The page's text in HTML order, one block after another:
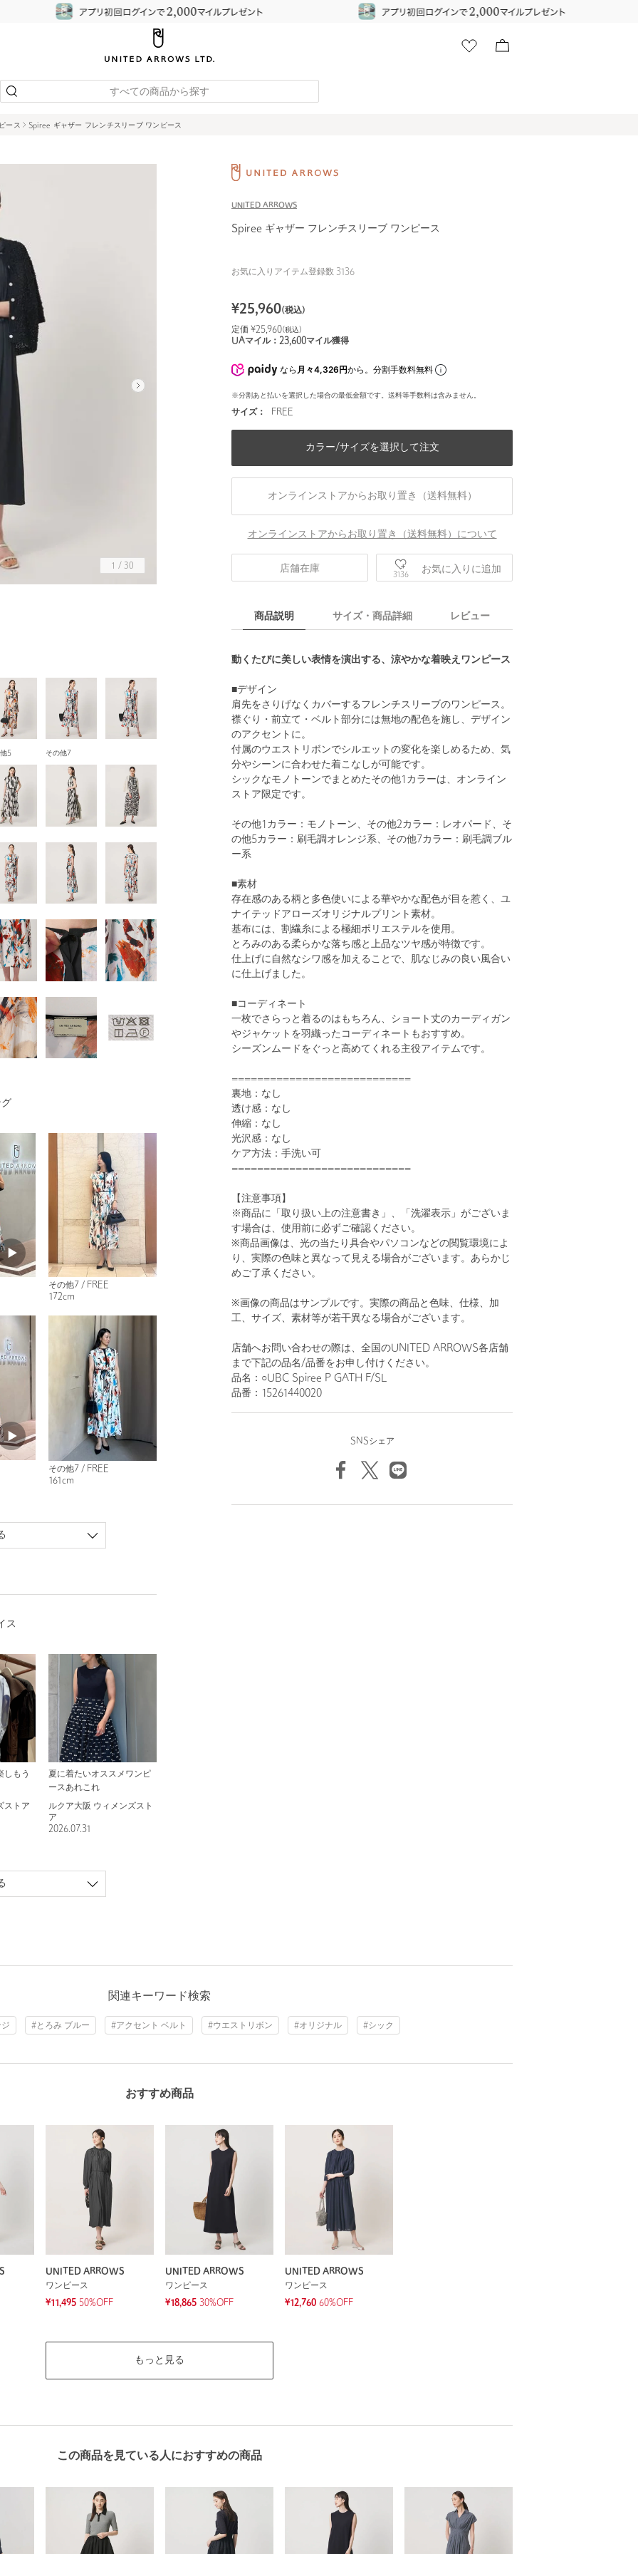
すべての商品から探す
ース Spiree ギャザー フレンチスリーブ ワンピース
1 / 30
5 その他7
UNITED ARROWS
Spiree ギャザー フレンチスリーブ ワンピース
お気に入りアイテム登録数 3136
¥25,960(税込)
定価 ¥25,960(税込)
UAマイル： 23,600マイル獲得
なら 月々4,326円から。分割手数料無料
※分割あと払いを選択した場合の最低金額です。送料等手数料は含みません。
サイズ： FREE
カラー/サイズを選択して注文
オンラインストアからお取り置き（送料無料）
オンラインストアからお取り置き（送料無料）について
店舗在庫
3136 お気に入りに追加
商品説明 サイズ・商品詳細 レビュー
動くたびに美しい表情を演出する、涼やかな着映えワンピース
■デザイン
肩先をさりげなくカバーするフレンチスリーブのワンピース。
襟ぐり・前立て・ベルト部分には無地の配色を施し、デザイン
のアクセントに。
付属のウエストリボンでシルエットの変化を楽しめるため、気
分やシーンに合わせた着こなしが可能です。
シックなモノトーンでまとめたその他1カラーは、オンライン
ストア限定です。
その他1カラー：モノトーン、その他2カラー：レオパード、そ
の他5カラー：刷毛調オレンジ系、その他7カラー：刷毛調ブル
ー系
■素材
存在感のある柄と多色使いによる華やかな配色が目を惹く、ユ
ナイテッドアローズオリジナルプリント素材。
基布には、割繊糸による極細ポリエステルを使用。
とろみのある柔らかな落ち感と上品なツヤ感が特徴です。
仕上げに自然なシワ感を加えることで、肌なじみの良い風合い
に仕上げました。
■コーディネート
一枚でさらっと着るのはもちろん、ショート丈のカーディガン
やジャケットを羽織ったコーディネートもおすすめ。
シーズンムードをぐっと高めてくれる主役アイテムです。
============================
裏地：なし
透け感：なし
伸縮：なし
光沢感：なし
ケア方法：手洗い可
============================
【注意事項】
※商品に「取り扱い上の注意書き」、「洗濯表示」がございま
す場合は、使用前に必ずご確認ください。
※商品画像は、光の当たり具合やパソコンなどの閲覧環境によ
り、実際の色味と異なって見える場合がございます。あらかじ
めご了承ください。
※画像の商品はサンプルです。実際の商品と色味、仕様、加
工、サイズ、素材等が若干異なる場合がございます。
店舗へお問い合わせの際は、全国のUNITED ARROWS各店舗
まで下記の品名/品番をお申し付けください。
品名：○UBC Spiree P GATH F/SL
品番：15261440020
SNSシェア
その他7 / FREE
172cm
その他7 / FREE
161cm
ス
しもう
ストア
夏に着たいオススメワンピ
ースあれこれ
ルクア大阪 ウィメンズスト
ア
2026.07.31
関連キーワード検索
#とろみ ブルー #アクセント ベルト #ウエストリボン #オリジナル #シック
おすすめ商品
UNITED ARROWS
ワンピース
¥11,495 50%OFF
UNITED ARROWS
ワンピース
¥18,865 30%OFF
UNITED ARROWS
ワンピース
¥12,760 60%OFF
もっと見る
この商品を見ている人におすすめの商品
1